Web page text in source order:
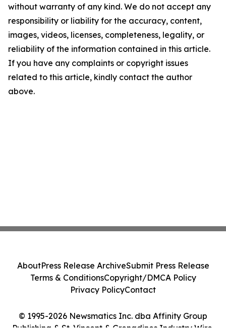
without warranty of any kind. We do not accept any
responsibility or liability for the accuracy, content,
images, videos, licenses, completeness, legality, or
reliability of the information contained in this article.
If you have any complaints or copyright issues
related to this article, kindly contact the author
above.
© 1995-2026 Newsmatics Inc. dba Affinity Group
Publishing & St. Vincent & Grenadines Industry Wire.
AboutPress Release ArchiveSubmit Press Release
Terms & ConditionsCopyright/DMCA Policy
Privacy PolicyContact